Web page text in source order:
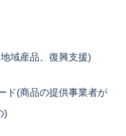
域産品、復興支援)
ド(商品の提供事業者が
)